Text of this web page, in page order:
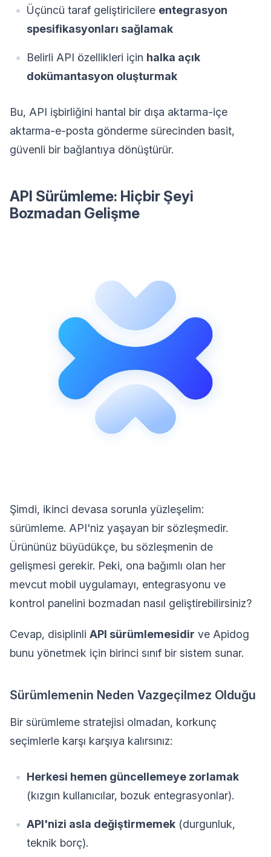
Üçüncü taraf geliştiricilere entegrasyon
spesifikasyonları sağlamak
Belirli API özellikleri için halka açık
dokümantasyon oluşturmak
Bu, API işbirliğini hantal bir dışa aktarma-içe
aktarma-e-posta gönderme sürecinden basit,
güvenli bir bağlantıya dönüştürür.
API Sürümleme: Hiçbir Şeyi
Bozmadan Gelişme
Şimdi, ikinci devasa sorunla yüzleşelim:
sürümleme. API'niz yaşayan bir sözleşmedir.
Ürününüz büyüdükçe, bu sözleşmenin de
gelişmesi gerekir. Peki, ona bağımlı olan her
mevcut mobil uygulamayı, entegrasyonu ve
kontrol panelini bozmadan nasıl geliştirebilirsiniz?
Cevap, disiplinli API sürümlemesidir ve Apidog
bunu yönetmek için birinci sınıf bir sistem sunar.
Sürümlemenin Neden Vazgeçilmez Olduğu
Bir sürümleme stratejisi olmadan, korkunç
seçimlerle karşı karşıya kalırsınız:
Herkesi hemen güncellemeye zorlamak
(kızgın kullanıcılar, bozuk entegrasyonlar).
API'nizi asla değiştirmemek (durgunluk,
teknik borç).